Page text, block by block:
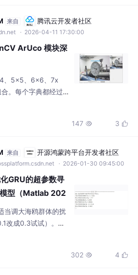
来自 腾讯云开发者社区
· 2026-04-11 17:30:00
ArUco 模块深
、5x5、6x6、7x
。每个字典都经过
147  3 
来自 开源鸿蒙跨平台开发者社区
· 2026-01-30 09:45:00
GRU的超参数寻
型（Matlab 202
当调大海鸥群体的扰
改成0.3试试）。最
302  4 